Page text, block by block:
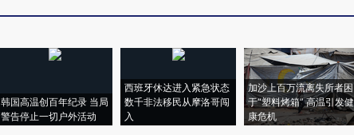
韩国高温创百年纪录 当局
警告停止一切户外活动
西班牙休达进入紧急状态
数千非法移民从摩洛哥闯
入
加沙上百万流离失所者困
于“塑料烤箱” 高温引发健
康危机